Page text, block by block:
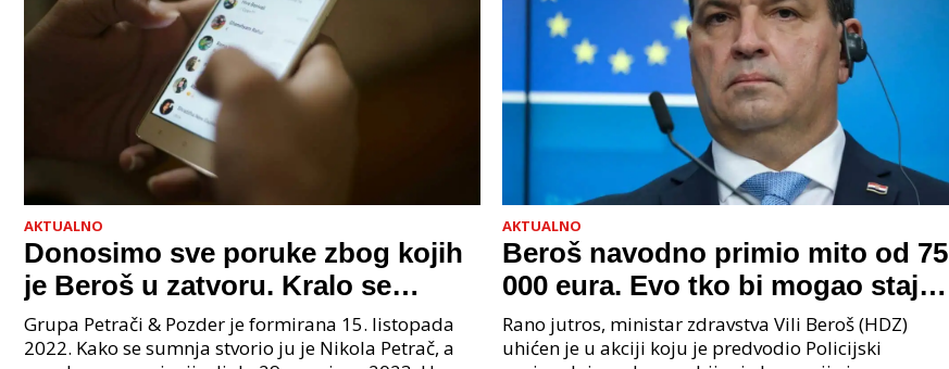
AKTUALNO
Donosimo sve poruke zbog kojih
je Beroš u zatvoru. Kralo se
godinama. Tko će iz vlade biti
sljedeći uhićen?
Grupa Petrači & Pozder je formirana 15. listopada
2022. Kako se sumnja stvorio ju je Nikola Petrač, a
AKTUALNO
Beroš navodno primio mito od 75
000 eura. Evo tko bi mogao stajati
na čelu zločinačkog udruženja
Rano jutros, ministar zdravstva Vili Beroš (HDZ)
uhićen je u akciji koju je predvodio Policijski